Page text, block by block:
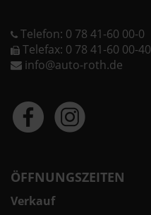
Telefon: 0 78 41-60 00-0
Telefax: 0 78 41-60 00-40
info@auto-roth.de
ÖFFNUNGSZEITEN
Verkauf